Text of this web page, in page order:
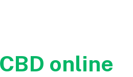
online